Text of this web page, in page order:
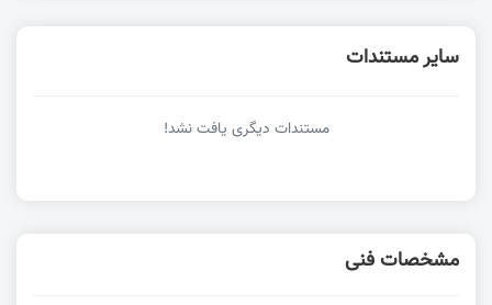
سایر مستندات
مستندات دیگری یافت نشد!
مشخصات فنی